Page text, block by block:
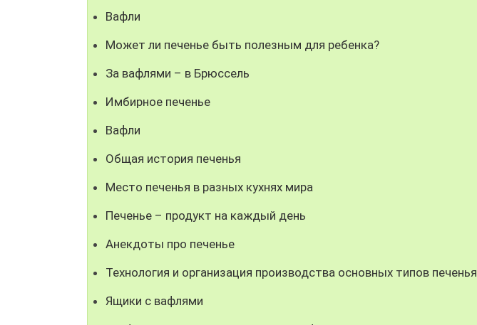
Вафли
Может ли печенье быть полезным для ребенка?
За вафлями – в Брюссель
Имбирное печенье
Вафли
Общая история печенья
Место печенья в разных кухнях мира
Печенье – продукт на каждый день
Анекдоты про печенье
Технология и организация производства основных типов печенья
Ящики с вафлями